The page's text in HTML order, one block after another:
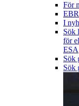
För
I
Sök
för
ESA
Sök
Sök